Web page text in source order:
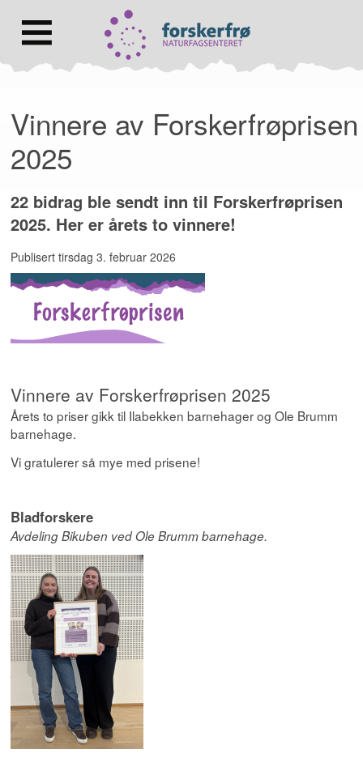
Hovedmeny
til
forsiden
Vinnere av Forskerfrøprisen
2025
22 bidrag ble sendt inn til Forskerfrøprisen
2025. Her er årets to vinnere!
Publisert tirsdag 3. februar 2026
Vinnere av Forskerfrøprisen 2025
Årets to priser gikk til Ilabekken barnehager og Ole Brumm
barnehage.
Vi gratulerer så mye med prisene!
Bladforskere
Avdeling Bikuben ved Ole Brumm barnehage.